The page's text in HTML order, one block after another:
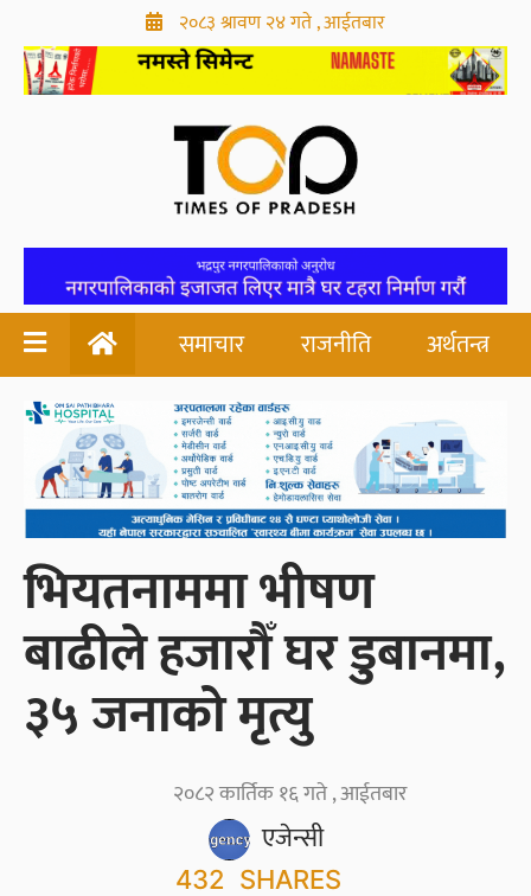
२०८३ श्रावण २४ गते , आईतबार
समाचार राजनीति अर्थतन्त्र
भियतनाममा भीषण
बाढीले हजारौँ घर डुबानमा,
३५ जनाको मृत्यु
एजेन्सी
२०८२ कार्तिक १६ गते , आईतबार
432 SHARES